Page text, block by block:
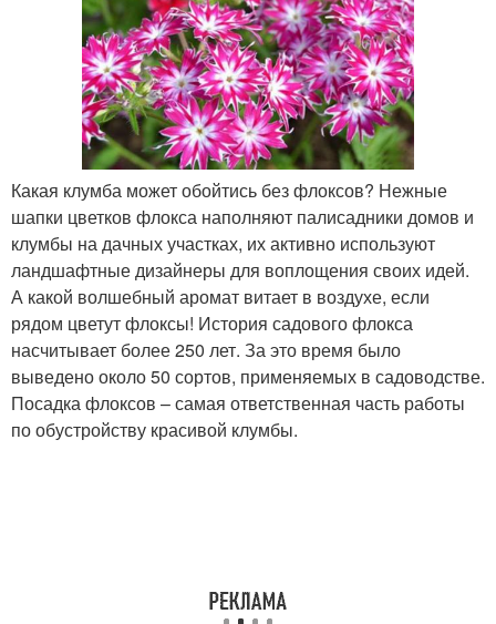
Какая клумба может обойтись без флоксов? Нежные
шапки цветков флокса наполняют палисадники домов и
клумбы на дачных участках, их активно используют
ландшафтные дизайнеры для воплощения своих идей.
А какой волшебный аромат витает в воздухе, если
рядом цветут флоксы! История садового флокса
насчитывает более 250 лет. За это время было
выведено около 50 сортов, применяемых в садоводстве.
Посадка флоксов – самая ответственная часть работы
по обустройству красивой клумбы.